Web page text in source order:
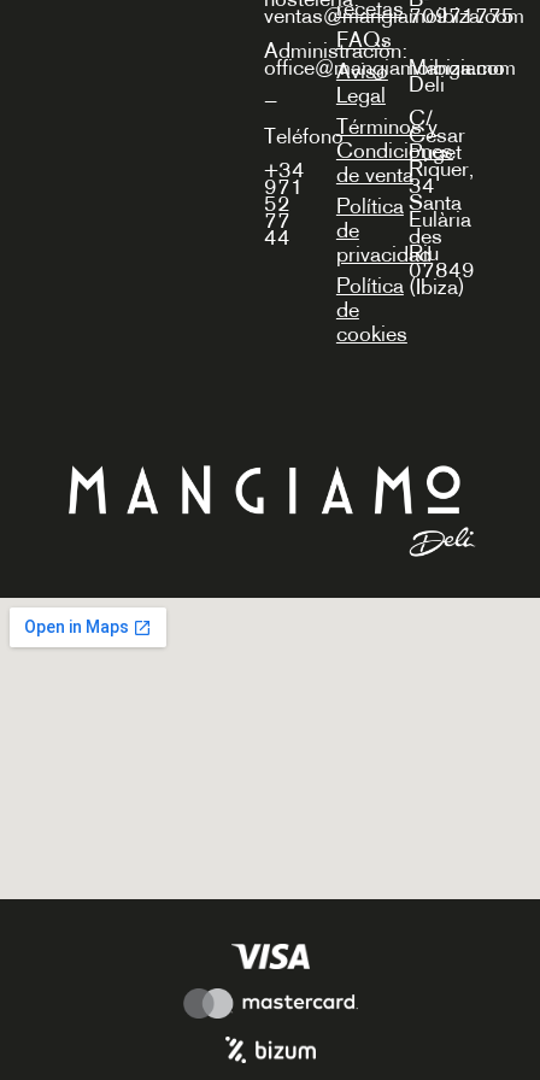
ventas@mangiamoibiza.com
Administración:
office@mangiamoibiza.com
—
Teléfono
+34
971
52
77
44
recetas
FAQs
Aviso
Legal
Términos y
Condiciones
de venta
Política
de
privacidad
Política
de
cookies
70971775
Mangiamo
Deli
C/
Cèsar
Puget
Riquer,
34
Santa
Eulària
des
Riu
07849
(Ibiza)